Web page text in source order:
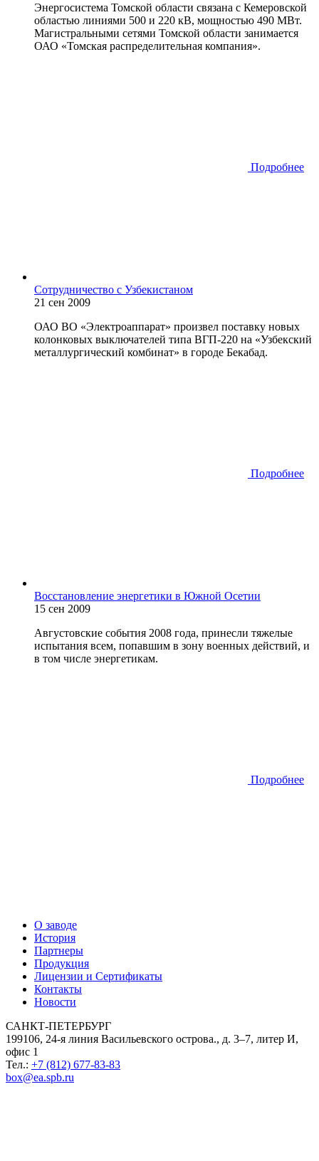
Энергосистема Томской области связана с Кемеровской
областью линиями 500 и 220 кВ, мощностью 490 МВт.
Магистральными сетями Томской области занимается
ОАО «Томская распределительная компания».
Подробнее
Сотрудничество с Узбекистаном
21 сен 2009
ОАО ВО «Электроаппарат» произвел поставку новых
колонковых выключателей типа ВГП-220 на «Узбекский
металлургический комбинат» в городе Бекабад.
Подробнее
Восстановление энергетики в Южной Осетии
15 сен 2009
Августовские события 2008 года, принесли тяжелые
испытания всем, попавшим в зону военных действий, и
в том числе энергетикам.
Подробнее
О заводе
История
Партнеры
Продукция
Лицензии и Сертификаты
Контакты
Новости
САНКТ-ПЕТЕРБУРГ
199106, 24-я линия Васильевского острова., д. 3–7, литер И,
офис 1
Тел.: +7 (812) 677-83-83
box@ea.spb.ru